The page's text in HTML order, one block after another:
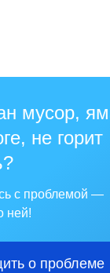
мусор,
не горит
с проблемой —
ней!
о проблеме